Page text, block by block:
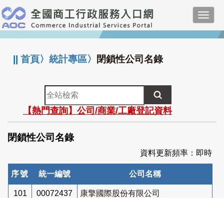
跳
到
主
要
:::
||首頁〉統計專區〉 閉鎖性公司名錄
全
站
檢
索
【熱門查詢】公司/商業/工廠登記資料
閉鎖性公司名錄
資料更新頻率：即時
序號 統一編號 公司名稱
101 00072437 康擎國際股份有限公司